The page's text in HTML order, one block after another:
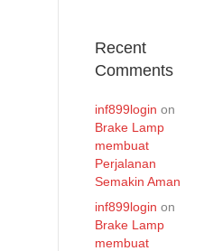
Recent
Comments
inf899login on
Brake Lamp
membuat
Perjalanan
Semakin Aman
inf899login on
Brake Lamp
membuat